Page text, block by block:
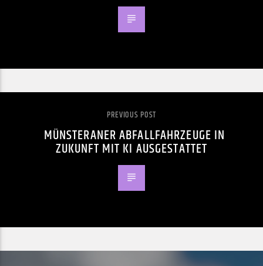
PREVIOUS POST
MÜNSTERANER ABFALLFAHRZEUGE IN
ZUKUNFT MIT KI AUSGESTATTET